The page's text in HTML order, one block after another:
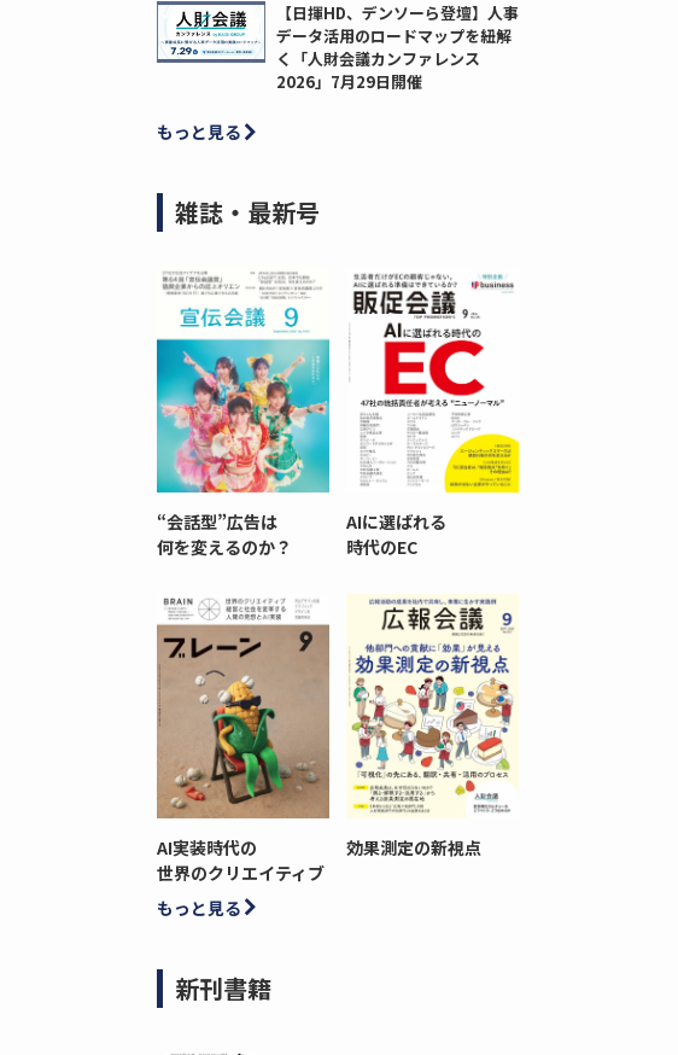
【日揮HD、デンソーら登壇】人事
データ活用のロードマップを紐解
く「人財会議カンファレンス
2026」7月29日開催
もっと見る
雑誌・最新号
“会話型”広告は
何を変えるのか？
AIに選ばれる
時代のEC
AI実装時代の
世界のクリエイティブ
効果測定の新視点
もっと見る
新刊書籍